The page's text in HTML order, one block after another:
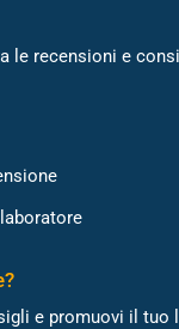
le recensioni e
e promuovi il tuo